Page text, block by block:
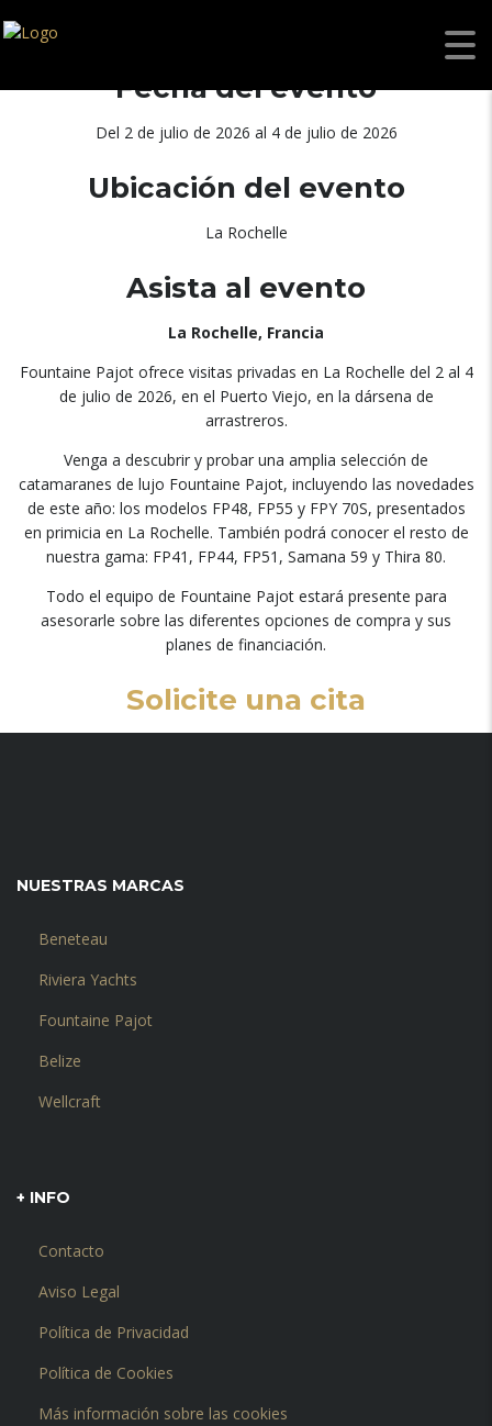
Fecha del evento
Del 2 de julio de 2026 al 4 de julio de 2026
Ubicación del evento
La Rochelle
Asista al evento
La Rochelle, Francia
Fountaine Pajot ofrece visitas privadas en La Rochelle del 2 al 4
de julio de 2026, en el Puerto Viejo, en la dársena de
arrastreros.
Venga a descubrir y probar una amplia selección de
catamaranes de lujo Fountaine Pajot, incluyendo las novedades
de este año: los modelos FP48, FP55 y FPY 70S, presentados
en primicia en La Rochelle. También podrá conocer el resto de
nuestra gama: FP41, FP44, FP51, Samana 59 y Thira 80.
Todo el equipo de Fountaine Pajot estará presente para
asesorarle sobre las diferentes opciones de compra y sus
planes de financiación.
Solicite una cita
NUESTRAS MARCAS
Beneteau
Riviera Yachts
Fountaine Pajot
Belize
Wellcraft
+ INFO
Contacto
Aviso Legal
Política de Privacidad
Política de Cookies
Más información sobre las cookies